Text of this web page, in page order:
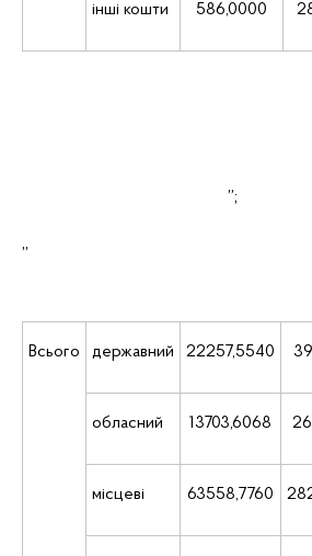
інші кошти 586,0000
”;
„
Всього державний 22257,5540
обласний 13703,6068
місцеві 63558,7760